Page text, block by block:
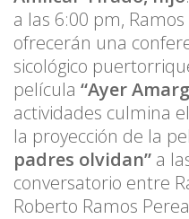
a las 6:00 pm,
ofrecerán una
sicológico
película “Ayer
actividades culmina
la proyección de la
padres olvidan” a
conversatorio entre
Roberto Ramos